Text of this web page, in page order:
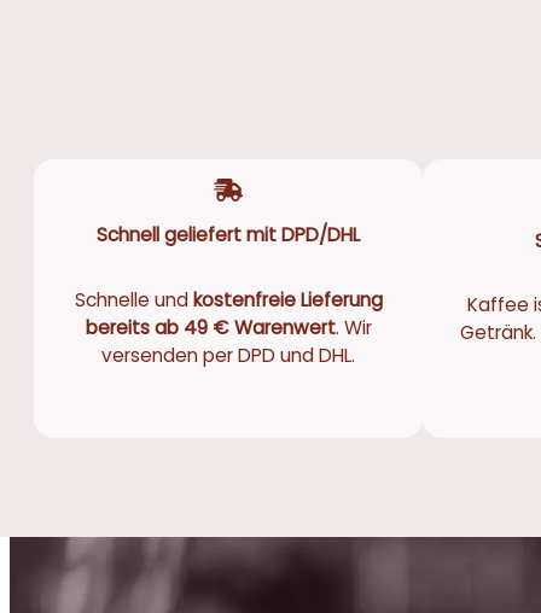
Schnell geliefert mit DPD/DHL
Schnelle undkostenfreie Lieferung
bereits ab 49 € Warenwert. Wir
versenden per DPD und DHL.
Kaffee
Getränk.